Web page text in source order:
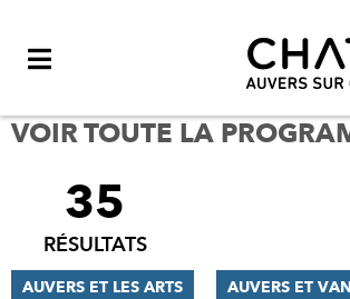
VOIR TOUTE LA
FILTRER
RÉSULTATS
35
RÉSULTATS
AUVERS ET LES ARTS AUVERS ET